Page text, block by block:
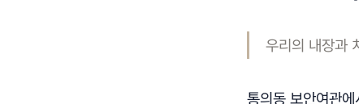
우리의 내장과
통의동 보안여관